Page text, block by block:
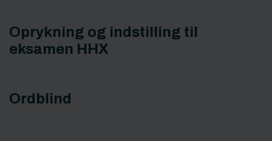
Oprykning og indstilling til
eksamen HHX
Ordblind